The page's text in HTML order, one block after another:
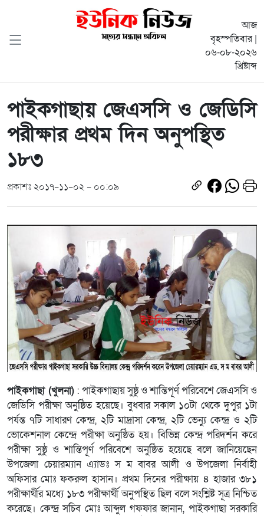
আজ
বৃহস্পতিবার |
০৬-০৮-২০২৬
খ্রিষ্টাব্দ
পাইকগাছায় জেএসসি ও জেডিসি
পরীক্ষার প্রথম দিন অনুপস্থিত
১৮৩
প্রকাশঃ ২০১৭-১১-০২ - ০০:০৯
পাইকগাছা (খুলনা) : পাইকগাছায় সুষ্ঠু ও শান্তিপূর্ণ পরিবেশে জেএসসি ও
জেডিসি পরীক্ষা অনুষ্ঠিত হয়েছে। বুধবার সকাল ১০টা থেকে দুপুর ১টা
পর্যন্ত ৭টি সাধারণ কেন্দ্র, ২টি মাদ্রাসা কেন্দ্র, ২টি ভেন্যু কেন্দ্র ও ২টি
ভোকেশনাল কেন্দ্রে পরীক্ষা অনুষ্ঠিত হয়। বিভিন্ন কেন্দ্র পরিদর্শন করে
পরীক্ষা সুষ্ঠু ও শান্তিপূর্ণ পরিবেশে অনুষ্ঠিত হয়েছে বলে জানিয়েছেন
উপজেলা চেয়ারম্যান এ্যাডঃ স ম বাবর আলী ও উপজেলা নির্বাহী
অফিসার মোঃ ফকরুল হাসান। প্রথম দিনের পরীক্ষায় ৪ হাজার ৩৮১
পরীক্ষার্থীর মধ্যে ১৮৩ পরীক্ষার্থী অনুপস্থিত ছিল বলে সংশ্লিষ্ট সূত্র নিশ্চিত
করেছে। কেন্দ্র সচিব মোঃ আব্দুল গফফার জানান, পাইকগাছা সরকারি